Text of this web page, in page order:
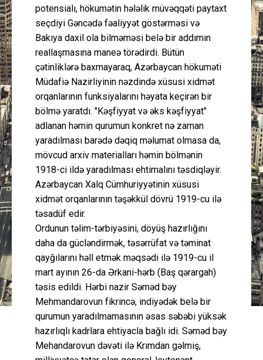
potensialı, hökumətin hələlik müvəqqəti paytaxt
seçdiyi Gəncədə fəaliyyət göstərməsi və
Bakıya daxil ola bilməməsi belə bir addımın
reallaşmasına maneə törədirdi. Bütün
çətinliklərə baxmayaraq, Azərbaycan hökuməti
Müdafiə Nazirliyinin nəzdində xüsusi xidmət
orqanlarının funksiyalarını həyata keçirən bir
bölmə yaratdı. "Kəşfiyyat və əks kəşfiyyat"
adlanan həmin qurumun konkret nə zaman
yaradılması barədə dəqiq məlumat olmasa da,
mövcud arxiv materialları həmin bölmənin
1918-ci ildə yaradılması ehtimalını təsdiqləyir.
Azərbaycan Xalq Cümhuriyyətinin xüsusi
xidmət orqanlarının təşəkkül dövrü 1919-cu ilə
təsadüf edir.
Ordunun təlim-tərbiyəsini, döyüş hazırlığını
daha da gücləndirmək, təsərrüfat və təminat
qayğılarını həll etmək məqsədi ilə 1919-cu il
mart ayının 26-da Ərkani-hərb (Baş qərargah)
təsis edildi. Hərbi nazir Səməd bəy
Mehmandarovun fikrincə, indiyədək belə bir
qurumun yaradılmamasının əsas səbəbi yüksək
hazırlıqlı kadrlara ehtiyacla bağlı idi. Səməd bəy
Mehandarovun dəvəti ilə Krımdan gəlmiş,